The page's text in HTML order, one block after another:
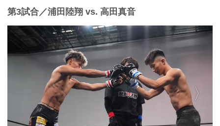
第3試合／浦田陸翔 vs. 高田真音